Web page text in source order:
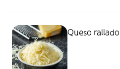
Queso